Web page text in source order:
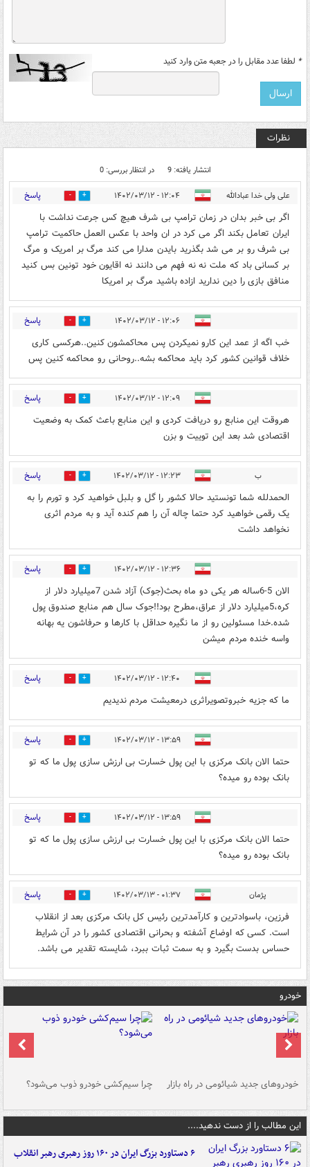
* لطفا عدد مقابل را در جعبه متن وارد کنید
نظرات
انتشار یافته: 9 در انتظار بررسی: 0
علی ولی خدا عبادالله ۱۲:۰۴ - ۱۴۰۲/۰۳/۱۲ 1 پاسخ
اگر بی خبر بدان در زمان ترامپ بی شرف هیچ کس جرعت نداشت با
ایران تعامل بکند اگر می کرد در ان واحد با عکس العمل حاکمیت ترامپ
بی شرف رو بر می شد بگذرید بایدن مدارا می کند مرگ بر امریک و مرگ
بر کسانی باد که ملت نه نه فهم می دانند نه اقایون خود تونین بس کنید
منافق بازی را دین ندارید ازاده باشید مرگ بر امریکا
۱۲:۰۶ - ۱۴۰۲/۰۳/۱۲ 0 پاسخ
خب اگه از عمد این کارو نمیکردن پس محاکمشون کنین..هرکسی کاری
خلاف قوانین کشور کرد باید محاکمه بشه..روحانی رو محاکمه کنین پس
۱۲:۰۹ - ۱۴۰۲/۰۳/۱۲ 3 پاسخ
هروقت این منابع رو دریافت کردی و این منابع باعث کمک به وضعیت
اقتصادی شد بعد این توییت و بزن
ب ۱۲:۲۳ - ۱۴۰۲/۰۳/۱۲ 3 پاسخ
الحمدلله شما تونستید حالا کشور را گل و بلبل خواهید کرد و تورم را به
یک رقمی خواهید کرد حتما چاله آن را هم کنده آید و به مردم اثری
نخواهد داشت
۱۲:۳۶ - ۱۴۰۲/۰۳/۱۲ 3 پاسخ
الان 5-6ساله هر یکی دو ماه بحث(جوک) آزاد شدن 7میلیارد دلار از
کره،5میلیارد دلار از عراق،مطرح بود!!جوک سال هم منابع صندوق پول
شده.خدا مسئولین رو از ما نگیره حداقل با کارها و حرفاشون یه بهانه
واسه خنده مردم میشن
۱۲:۴۰ - ۱۴۰۲/۰۳/۱۲ 4 پاسخ
ما که جزیه خبروتصویراثری درمعیشت مردم ندیدیم
۱۳:۵۹ - ۱۴۰۲/۰۳/۱۲ 3 پاسخ
حتما الان بانک مرکزی با این پول خسارت بی ارزش سازی پول ما که تو
بانک بوده رو میده؟
۱۳:۵۹ - ۱۴۰۲/۰۳/۱۲ 0 پاسخ
حتما الان بانک مرکزی با این پول خسارت بی ارزش سازی پول ما که تو
بانک بوده رو میده؟
پژمان ۰۱:۳۷ - ۱۴۰۲/۰۳/۱۳ 0 پاسخ
فرزین، باسوادترین و کارآمدترین رئیس کل بانک مرکزی بعد از انقلاب
است. کسی که اوضاع آشفته و بحرانی اقتصادی کشور را در آن شرایط
حساس بدست بگیرد و به سمت ثبات ببرد، شایسته تقدیر می باشد.
خودرو
خودروهای جدید شیائومی در راه بازار چرا سیم‌کشی خودرو ذوب می‌شود؟
این مطالب را از دست ندهید....
۶ دستاورد بزرگ ایران در ۱۶۰ روز رهبری رهبر انقلاب